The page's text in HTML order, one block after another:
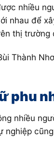
nhiều
nhau để
thị trường
Thành
phu
nhiều
nghiệp